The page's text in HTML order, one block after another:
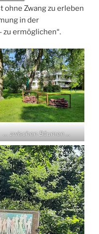
ohne Zwang zu erleben
in der
zu ermöglichen“.
… zwischen Bäumen …